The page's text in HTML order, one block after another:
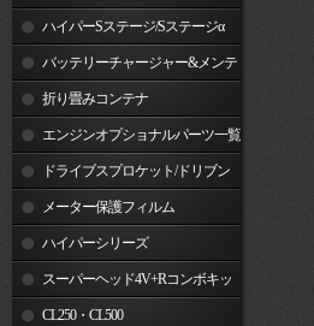
関連製品ハイパーSステージ/Sステージα
バッテリーチャージャー&メンテ
ナー 折り畳みコンテナ
エンジンオプショナルパーツ一覧
ドライブスプロケット/ドリブン
スプロケット
メーター保護フィルム
ハイパーシリーズ
スーパーヘッド4V+Rコンボキッ
ト CL250・CL500